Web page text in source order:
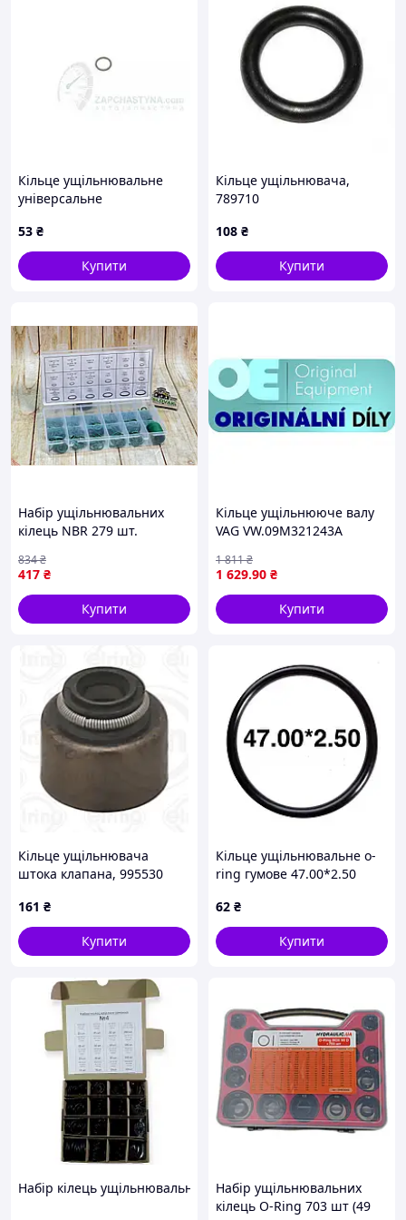
Кільце ущільнювальне
універсальне
ELRING, код: 739.890
53 ₴
Купити
Кільце ущільнювача,
789710
108 ₴
Купити
Набір ущільнювальних
кілець NBR 279 шт.
герметизації й захисту
з'єднань
417 ₴
834₴
Купити
Кільце ущільнююче валу
VAG VW.09M321243A
1 629.90 ₴
1 811₴
Купити
Кільце ущільнювача
штока клапана, 995530
161 ₴
Купити
Кільце ущільнювальне o-
ring гумове 47.00*2.50
62 ₴
Купити
Набір кілець ущільнювальних №4 865 шт рось гума
Набір ущільнювальних
кілець O-Ring 703 шт (49